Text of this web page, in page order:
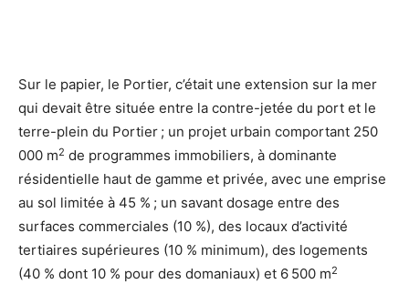
Sur le papier, le Portier, c’était une extension sur la mer
qui devait être située entre la contre-jetée du port et le
terre-plein du Portier ; un projet urbain comportant 250
000 m2 de programmes immobiliers, à dominante
résidentielle haut de gamme et privée, avec une emprise
au sol limitée à 45 % ; un savant dosage entre des
surfaces commerciales (10 %), des locaux d’activité
tertiaires supérieures (10 % minimum), des logements
(40 % dont 10 % pour des domaniaux) et 6 500 m2